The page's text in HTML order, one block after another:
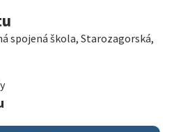
spojená škola, Starozagorská,